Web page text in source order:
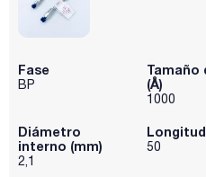
Fase
BP
Tamaño
(Å)
1000
Diámetro
interno (mm)
2,1
50